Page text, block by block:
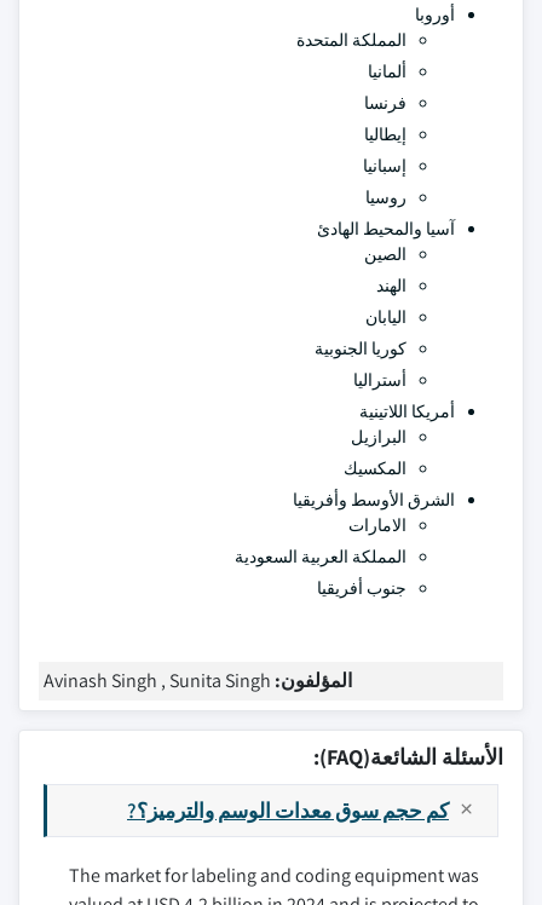
أوروبا
المملكة المتحدة
ألمانيا
فرنسا
إيطاليا
إسبانيا
روسيا
آسيا والمحيط الهادئ
الصين
الهند
اليابان
كوريا الجنوبية
أستراليا
أمريكا اللاتينية
البرازيل
المكسيك
الشرق الأوسط وأفريقيا
الامارات
المملكة العربية السعودية
جنوب أفريقيا
المؤلفون: Avinash Singh , Sunita Singh
الأسئلة الشائعة(FAQ):
كم حجم سوق معدات الوسم والترميز؟?
The market for labeling and coding equipment was